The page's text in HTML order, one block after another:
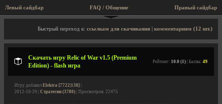
Левый сайдбар Правый сайдбар
FAQ / Общение
Описание игры, скриншоты, видео
Быстрый переход к: ссылкам для скачивания комментариям (12 шт.)
Скачать игру Relic of War v1.5 (Premium
Edition) - flash игра
Рейтинг: 10.0 (1) | Баллы: 49
Игру добавил Elektra [7722|138]
2012-10-29 | Стратегии (3780) | Просмотров: 22475